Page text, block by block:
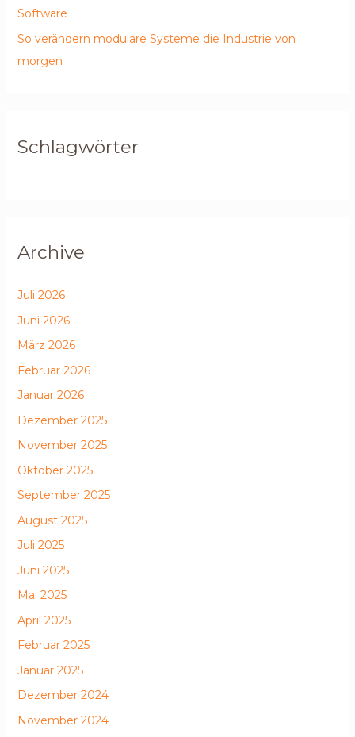
Software
So verändern modulare Systeme die Industrie von
morgen
Schlagwörter
Archive
Juli 2026
Juni 2026
März 2026
Februar 2026
Januar 2026
Dezember 2025
November 2025
Oktober 2025
September 2025
August 2025
Juli 2025
Juni 2025
Mai 2025
April 2025
Februar 2025
Januar 2025
Dezember 2024
November 2024